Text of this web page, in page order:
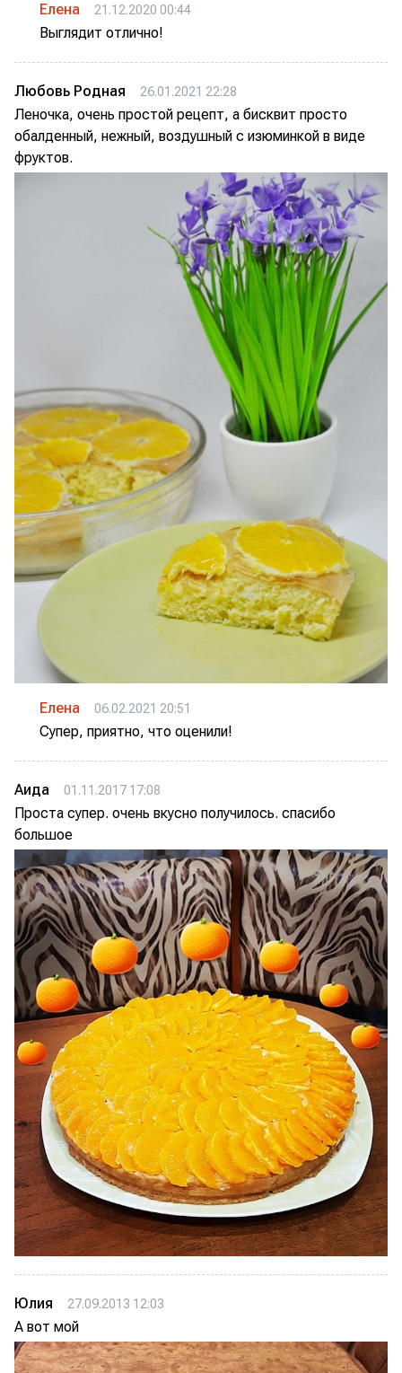
Елена 21.12.2020 00:44
Выглядит отлично!
Любовь Родная 26.01.2021 22:28
Леночка, очень простой рецепт, а бисквит просто
обалденный, нежный, воздушный с изюминкой в виде
фруктов.
Елена 06.02.2021 20:51
Супер, приятно, что оценили!
Аида 01.11.2017 17:08
Проста супер. очень вкусно получилось. спасибо
большое
Юлия 27.09.2013 12:03
А вот мой